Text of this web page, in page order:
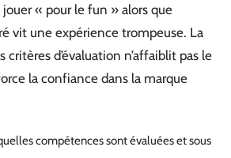
« pour le fun » alors que
vit une expérience trompeuse. La
critères d’évaluation n’affaiblit pas le
la confiance dans la marque
compétences sont évaluées et sous